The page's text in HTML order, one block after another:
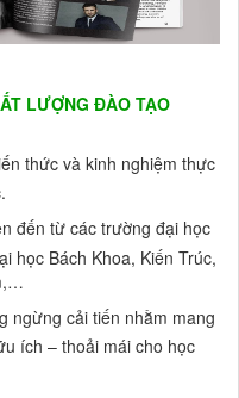
LƯỢNG ĐÀO TẠO
thức và kinh nghiệm thực
đến từ các trường đại học
học Bách Khoa, Kiến Trúc,
ngừng cải tiến nhằm mang
ích – thoải mái cho học